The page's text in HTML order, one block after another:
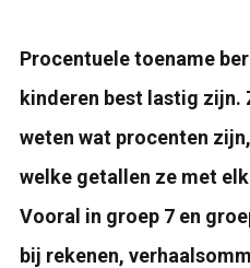
Procentuele toename
kinderen best lastig zijn.
weten wat procenten
welke getallen ze met
Vooral in groep 7 en
bij rekenen,